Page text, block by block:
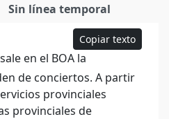
Sin línea temporal
Copiar texto
en el BOA la
de conciertos. A partir
provinciales
provinciales de